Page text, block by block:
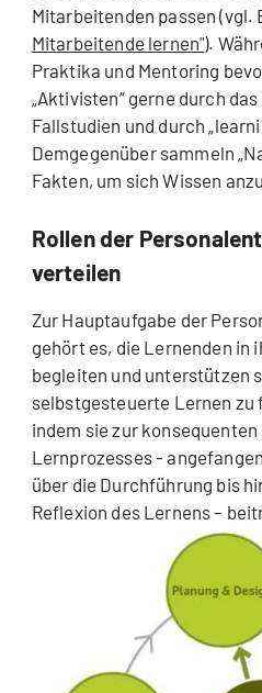
Mitarbeitenden passen (vgl.
Mitarbeitende lernen").
Praktika und Mentoring
„Aktivisten“ gerne durch
Fallstudien und durch
Demgegenüber sammeln
Fakten, um sich Wissen
Rollen der
verteilen
Zur Hauptaufgabe der
gehört es, die Lernenden in
begleiten und unterstützen
selbstgesteuerte Lernen zu
indem sie zur
Lernprozesses -
über die Durchführung bis
Reflexion des Lernens –